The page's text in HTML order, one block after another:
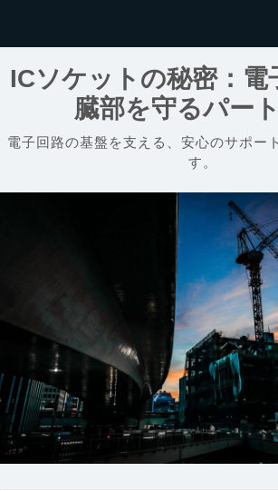
ICソケットの秘密：電
臓部を守るパー
電子回路の基盤を支える、安心のサポー
す。